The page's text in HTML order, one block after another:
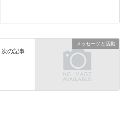
メッセージと活動
次の記事